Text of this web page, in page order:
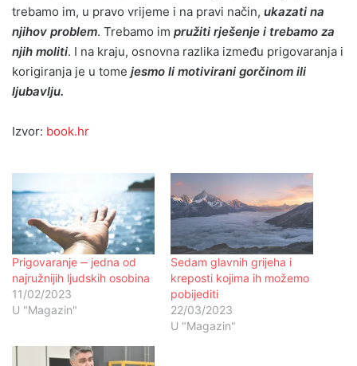
trebamo im, u pravo vrijeme i na pravi način, ukazati na
njihov problem. Trebamo im pružiti rješenje i trebamo za
njih moliti. I na kraju, osnovna razlika između prigovaranja i
korigiranja je u tome jesmo li motivirani gorčinom ili
ljubavlju.
Izvor: book.hr
Prigovaranje ‒ jedna od
najružnijih ljudskih osobina
11/02/2023
U "Magazin"
Sedam glavnih grijeha i
kreposti kojima ih možemo
pobijediti
22/03/2023
U "Magazin"